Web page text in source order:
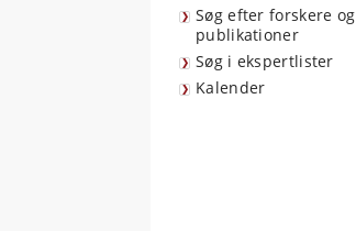
Søg efter forskere og
publikationer
Søg i ekspertlister
Kalender